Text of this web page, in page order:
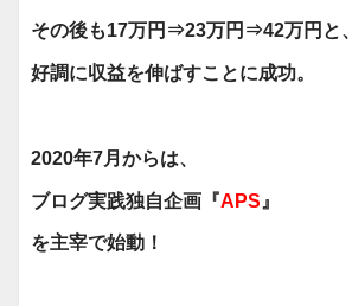
その後も17万円⇒23万円⇒42万円と、
好調に収益を伸ばすことに成功。
2020年7月からは、
ブログ実践独自企画『APS 』
を主宰で始動！